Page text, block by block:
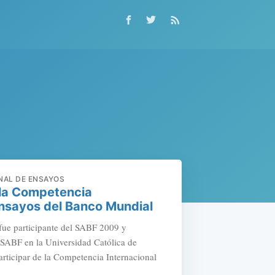
DE ENSAYOS
Competencia
del Banco Mundial
participante del SABF 2009 y
en la Universidad Católica de
de la Competencia Internacional